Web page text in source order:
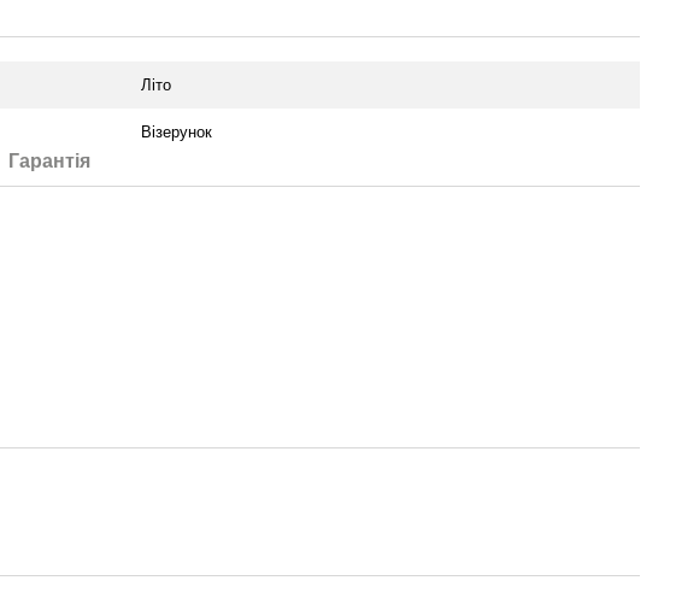
Літо
Візерунок
Гарантія